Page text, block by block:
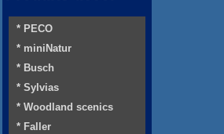
* PECO
* miniNatur
* Busch
* Sylvias
* Woodland scenics
* Faller